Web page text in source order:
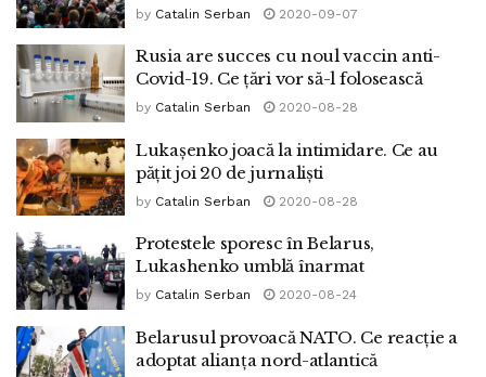
by Catalin Serban 2020-09-07
Rusia are succes cu noul vaccin anti-
Covid-19. Ce țări vor să-l folosească
by Catalin Serban 2020-08-28
Lukașenko joacă la intimidare. Ce au
pățit joi 20 de jurnaliști
by Catalin Serban 2020-08-28
Protestele sporesc în Belarus,
Lukashenko umblă înarmat
by Catalin Serban 2020-08-24
Belarusul provoacă NATO. Ce reacție a
adoptat alianța nord-atlantică